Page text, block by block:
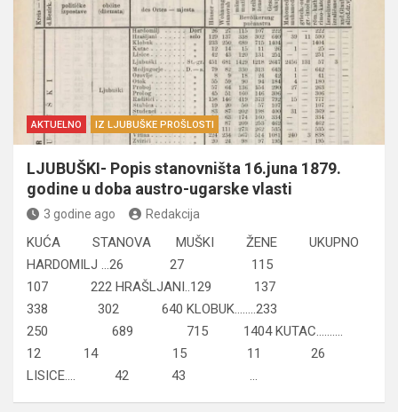
AKTUELNO IZ LJUBUŠKE PROŠLOSTI
LJUBUŠKI- Popis stanovništa 16.juna 1879.
godine u doba austro-ugarske vlasti
3 godine ago Redakcija
KUĆA STANOVA MUŠKI ŽENE UKUPNO
HARDOMILJ …26 27 115
107 222 HRAŠLJANI..129 137
338 302 640 KLOBUK……..233
250 689 715 1404 KUTAC……….
12 14 15 11 26
LISICE…. 42 43 …